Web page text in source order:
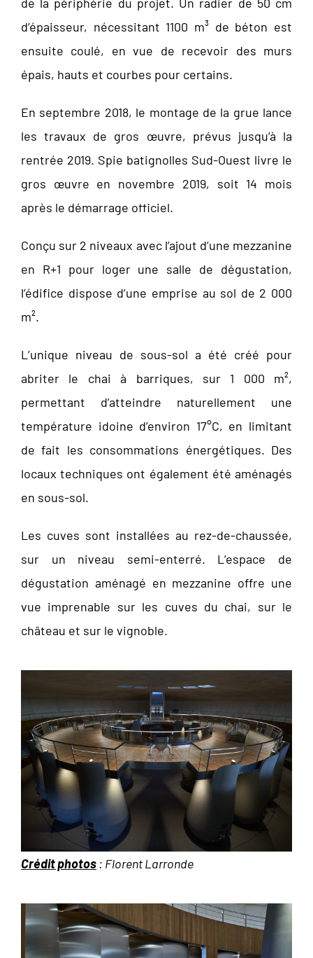
d’épaisseur, nécessitant 1100 m³ de béton est
ensuite coulé, en vue de recevoir des murs
épais, hauts et courbes pour certains.
En septembre 2018, le montage de la grue lance
les travaux de gros œuvre, prévus jusqu’à la
rentrée 2019. Spie batignolles Sud-Ouest livre le
gros œuvre en novembre 2019, soit 14 mois
après le démarrage officiel.
Conçu sur 2 niveaux avec l’ajout d’une mezzanine
en R+1 pour loger une salle de dégustation,
l’édifice dispose d’une emprise au sol de 2 000
m².
L’unique niveau de sous-sol a été créé pour
abriter le chai à barriques, sur 1 000 m²,
permettant d’atteindre naturellement une
température idoine d’environ 17°C, en limitant
de fait les consommations énergétiques. Des
locaux techniques ont également été aménagés
en sous-sol.
Les cuves sont installées au rez-de-chaussée,
sur un niveau semi-enterré. L’espace de
dégustation aménagé en mezzanine offre une
vue imprenable sur les cuves du chai, sur le
château et sur le vignoble.
Crédit photos: Florent Larronde